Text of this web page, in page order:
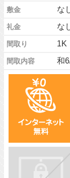
敷金 な
礼金 な
間取り 1K
間取内容 和